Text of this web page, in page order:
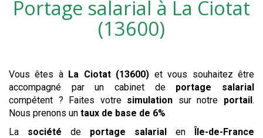
Portage salarial à La Ciotat
(13600)
Vous êtes à La Ciotat (13600) et vous souhaitez être
accompagné par un cabinet de portage salarial
compétent ? Faites votre simulation sur notre portail.
Nous prenons un taux de base de 6%
La société de portage salarial en Île-de-France